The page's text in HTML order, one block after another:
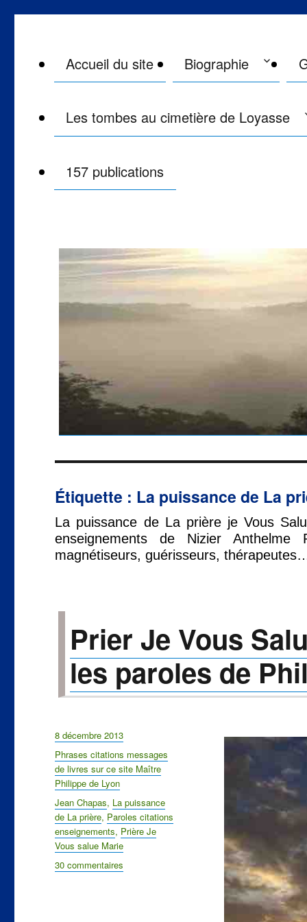
Accueil du site Biographie
Les tombes au cimetière de Loyasse
157 publications
Étiquette : La puissance de La
La puissance de La prière je Vous
enseignements de Nizier
magnétiseurs, guérisseurs,
Prier Je Vous
les paroles de
Publié
le
8 décembre 2013
Catégories
Phrases citations messages
de livres sur ce site Maître
Philippe de Lyon
Étiquettes
Jean Chapas, La puissance
de La prière, Paroles citations
enseignements, Prière Je
Vous salue Marie
30 commentaires